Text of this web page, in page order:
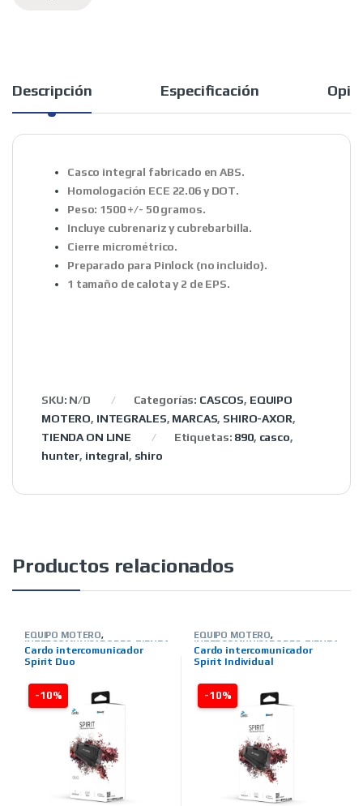
Descripción Especificación
Casco integral fabricado en ABS.
Homologación ECE 22.06 y DOT.
Peso: 1500 +/- 50 gramos.
Incluye cubrenariz y cubrebarbilla.
Cierre micrométrico.
Preparado para Pinlock (no incluido).
1 tamaño de calota y 2 de EPS.
SKU: N/D Categorías: CASCOS, EQUIPO
MOTERO, INTEGRALES, MARCAS, SHIRO-AXOR,
TIENDA ON LINE
Etiquetas: 890, casco,
hunter, integral, shiro
Productos relacionados
-10%
EQUIPO MOTERO,
INTERCOMUNICADORES, TIENDA
ON LINE,MARCAS,CARDO
Cardo intercomunicador
Spirit Duo
-10%
EQUIPO MOTERO,
INTERCOMUNICADORES, TIENDA
ON LINE,MARCAS,CARDO
Cardo intercomunicador
Spirit Individual